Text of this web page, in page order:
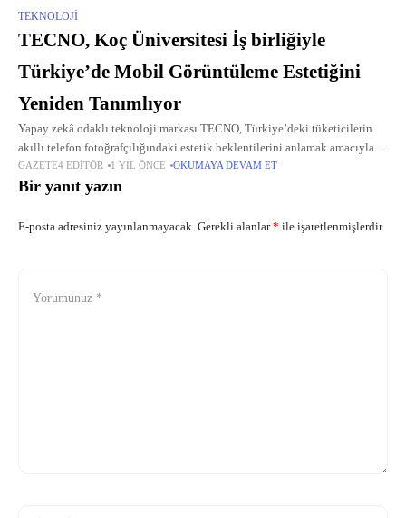
TEKNOLOJI
TECNO, Koç Üniversitesi İş birliğiyle
Türkiye’de Mobil Görüntüleme Estetiğini
Yeniden Tanımlıyor
Yapay zekâ odaklı teknoloji markası TECNO, Türkiye’deki tüketicilerin
akıllı telefon fotoğrafçılığındaki estetik beklentilerini anlamak amacıyla
Türkiye'nin önde gelen araştırma üniversitelerinden Koç Üniversitesi ile iş
birliği yapıyor.
GAZETE4 EDITÖR 1 YIL ÖNCE OKUMAYA DEVAM ET
Bir yanıt yazın
E-posta adresiniz yayınlanmayacak. Gerekli alanlar* ile işaretlenmişlerdir